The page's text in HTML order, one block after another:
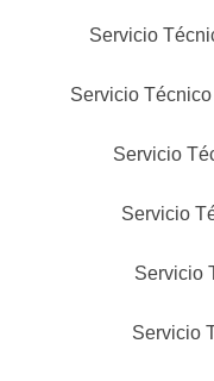
Servicio
Servicio
Servicio
Servicio
Servicio
Servicio